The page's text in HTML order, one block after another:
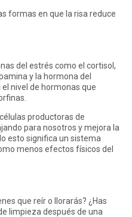
formas en que la risa reduce
del estrés como el cortisol,
y la hormona del
nivel de hormonas que
productoras de
para nosotros y mejora la
esto significa un sistema
menos efectos físicos del
que reír o llorarás? ¿Has
limpieza después de una